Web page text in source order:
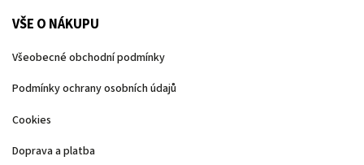
VŠE O NÁKUPU
Všeobecné obchodní podmínky
Podmínky ochrany osobních údajů
Cookies
Doprava a platba